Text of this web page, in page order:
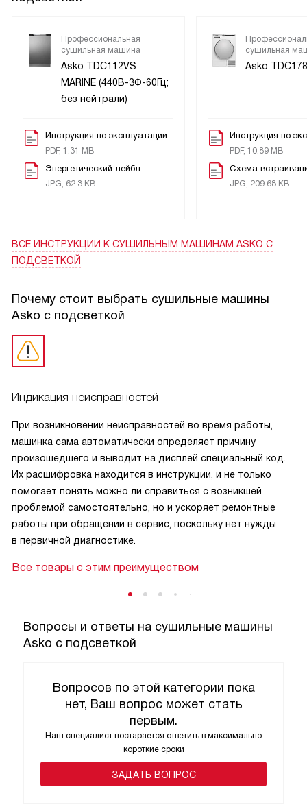
Профессиональная
сушильная машина
Asko TDC112VS
MARINE (440В-3Ф-60Гц;
без нейтрали)
Инструкция по эксплуатации
PDF, 1.31 MB
Энергетический лейбл
JPG, 62.3 KB
сушильная
Asko
Инструкция по
PDF, 10.89 MB
Схема
JPG, 209.68 KB
ВСЕ ИНСТРУКЦИИ К СУШИЛЬНЫМ МАШИНАМ ASKO С
ПОДСВЕТКОЙ
Почему стоит выбрать сушильные машины
Asko с подсветкой
Индикация неисправностей
При возникновении неисправностей во время работы,
машинка сама автоматически определяет причину
произошедшего и выводит на дисплей специальный код.
Их расшифровка находится в инструкции, и не только
помогает понять можно ли справиться с возникшей
проблемой самостоятельно, но и ускоряет ремонтные
работы при обращении в сервис, поскольку нет нужды
в первичной диагностике.
Все товары с этим преимуществом
Вопросы и ответы на сушильные машины
Asko с подсветкой
Вопросов по этой категории пока
нет, Ваш вопрос может стать
первым.
Наш специалист постарается ответить в максимально
короткие сроки
ЗАДАТЬ ВОПРОС